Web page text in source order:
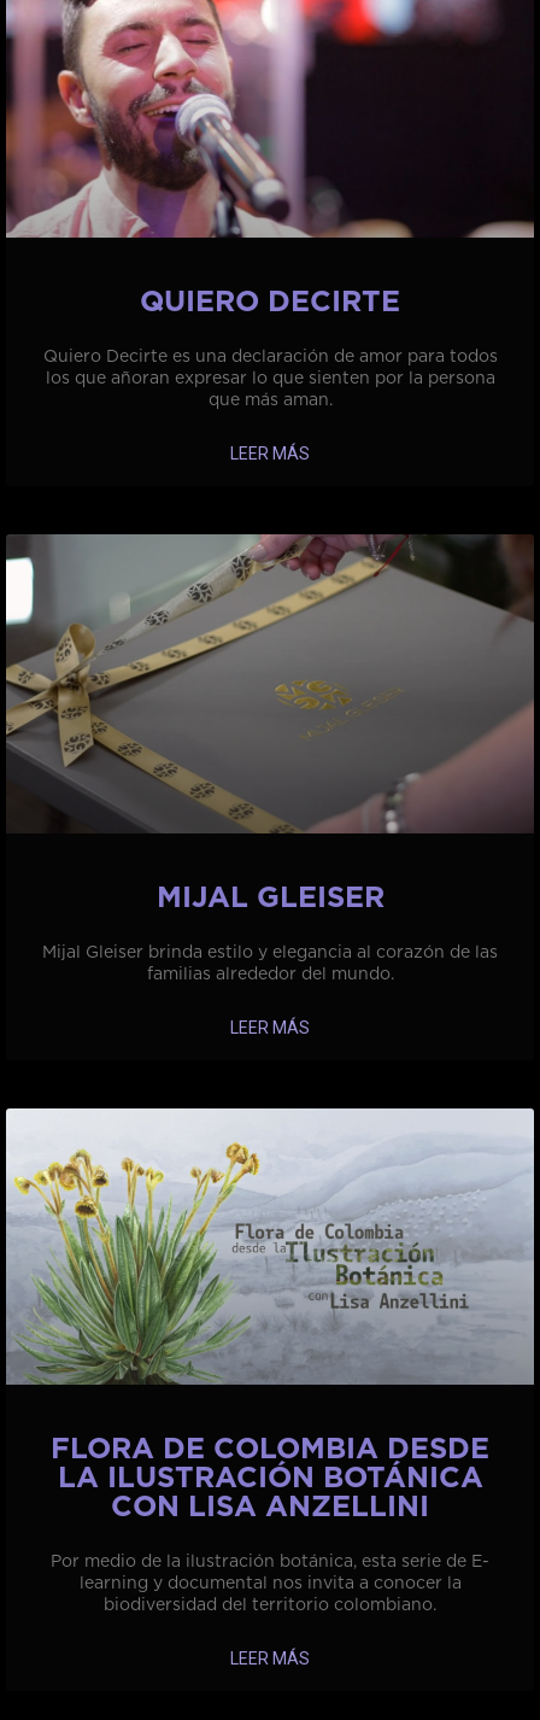
QUIERO DECIRTE
Quiero Decirte es una declaración de amor para todos
los que añoran expresar lo que sienten por la persona
que más aman.
LEER MÁS
MIJAL GLEISER
Mijal Gleiser brinda estilo y elegancia al corazón de las
familias alrededor del mundo.
LEER MÁS
FLORA DE COLOMBIA DESDE
LA ILUSTRACIÓN BOTÁNICA
CON LISA ANZELLINI
Por medio de la ilustración botánica, esta serie de E-
learning y documental nos invita a conocer la
biodiversidad del territorio colombiano.
LEER MÁS